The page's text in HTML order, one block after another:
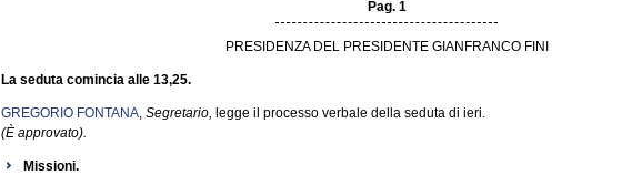
Pag. 1
PRESIDENZA DEL PRESIDENTE GIANFRANCO FINI
La seduta comincia alle 13,25.
GREGORIO FONTANA, Segretario, legge il processo verbale della seduta di ieri.
(È approvato).
Missioni.